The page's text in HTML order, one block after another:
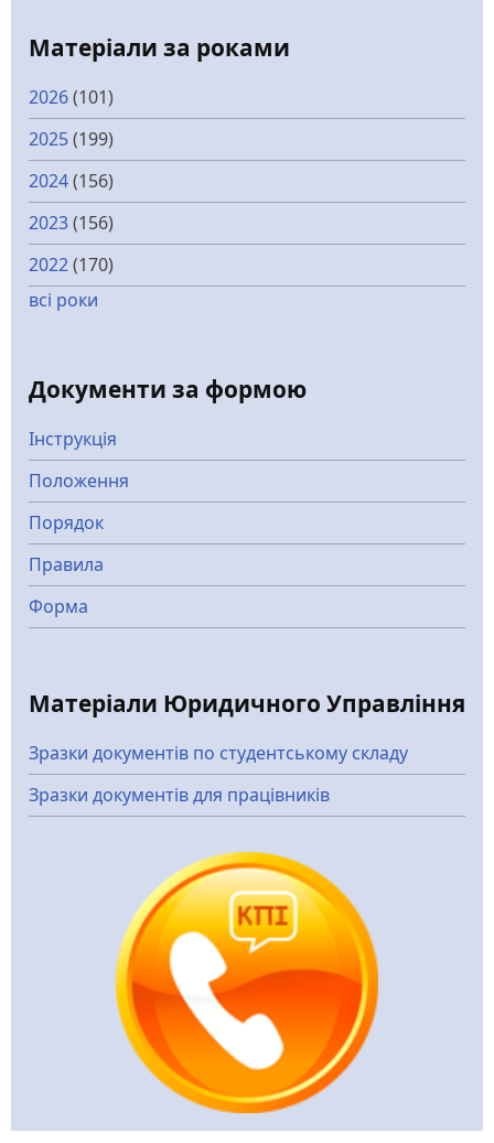
Матеріали за роками
2026(101)
2025(199)
2024(156)
2023(156)
2022(170)
всі роки
Документи за формою
Інструкція
Положення
Порядок
Правила
Форма
Матеріали Юридичного Управління
Зразки документів по студентському складу
Зразки документів для працівників